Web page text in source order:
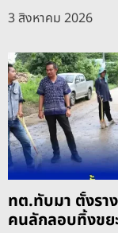
3 สิงหาคม 2026
ทต.ทับมา ตั้งรา
คนลักลอบทิ้งขย